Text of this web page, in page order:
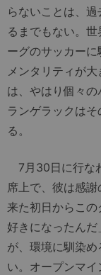
らないことは、
るまでもない。
ーグのサッカー
メンタリティが
は、やはり個々の
ランゲラックは
る。
7月30日に行な
席上で、彼は感
来た初日からこ
好きになったん
が、環境に馴染
い。オープンマ